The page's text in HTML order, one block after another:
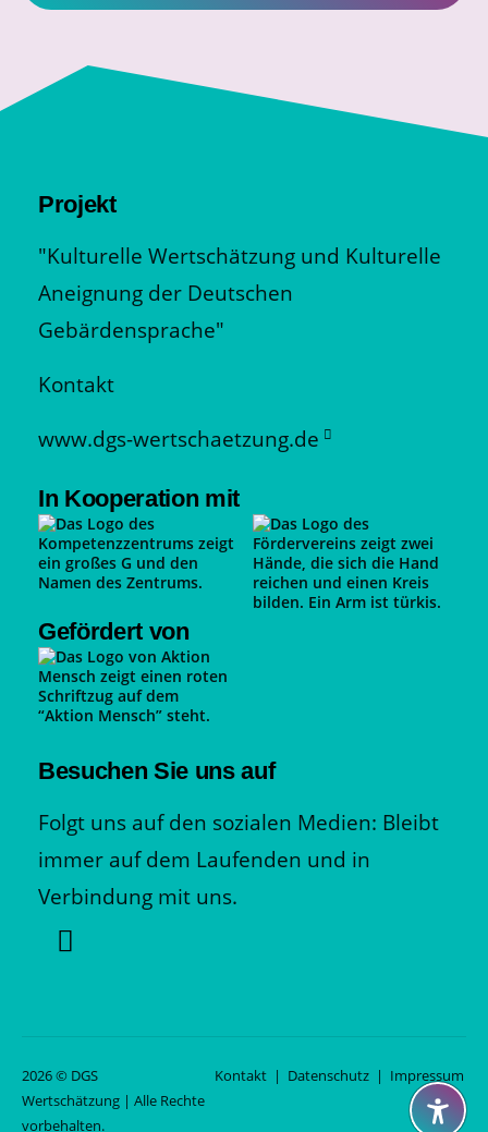
Projekt
"Kulturelle Wertschätzung und Kulturelle
Aneignung der Deutschen
Gebärdensprache"
Kontakt
www.dgs-wertschaetzung.de
In Kooperation mit
Gefördert von
Besuchen Sie uns auf
Folgt uns auf den sozialen Medien: Bleibt
immer auf dem Laufenden und in
Verbindung mit uns.
2026 © DGS
Wertschätzung | Alle Rechte
vorbehalten.
Kontakt | Datenschutz | Impressum